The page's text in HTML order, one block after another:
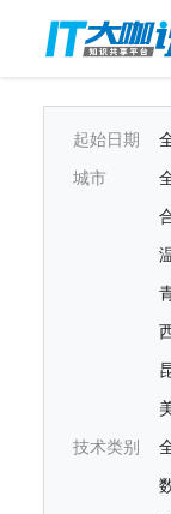
起始日期
城市
技术类别